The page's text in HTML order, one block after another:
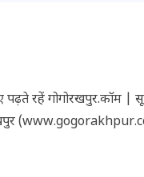
रहें गोगोरखपुर.कॉम |
से 31 अगस्त)
24 अगस्त 2025